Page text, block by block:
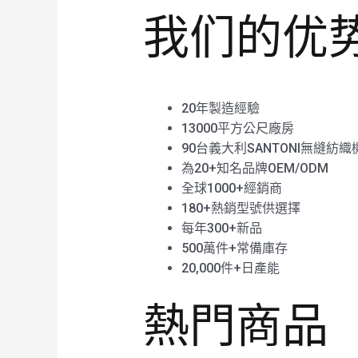
我们的优
20年製造經驗
13000平方公尺廠房
90台義大利SANTONI無縫紡織
為20+知名品牌OEM/ODM
全球1000+經銷商
180+熱銷型號供選擇
每年300+新品
500萬件+常備庫存
20,000件+日產能
熱門商品